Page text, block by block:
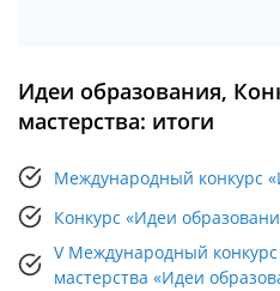
Идеи образования,
мастерства: итоги
Международный конкурс
Конкурс «Идеи
V Международный конкурс
мастерства «Идеи